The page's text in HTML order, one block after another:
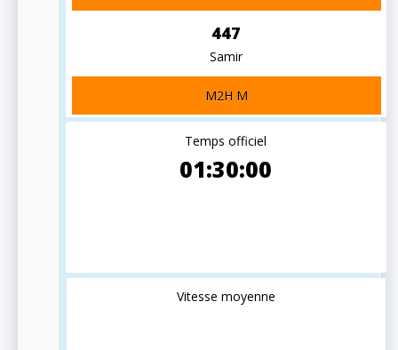
447
Samir
M2H M
Temps officiel
01:30:00
Vitesse moyenne